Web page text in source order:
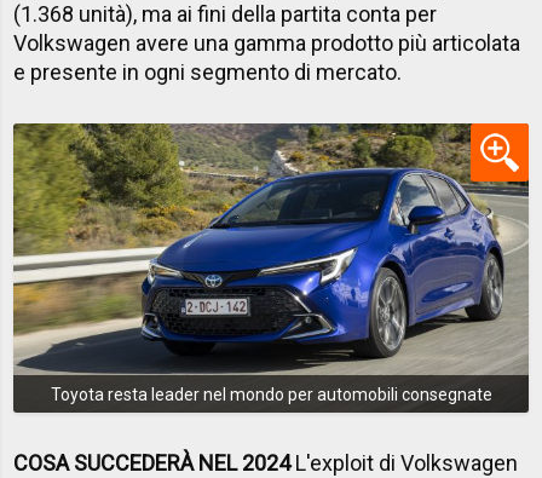
(1.368 unità), ma ai fini della partita conta per
Volkswagen avere una gamma prodotto più articolata
e presente in ogni segmento di mercato.
Toyota resta leader nel mondo per automobili consegnate
COSA SUCCEDERÀ NEL 2024L'exploit di Volkswagen